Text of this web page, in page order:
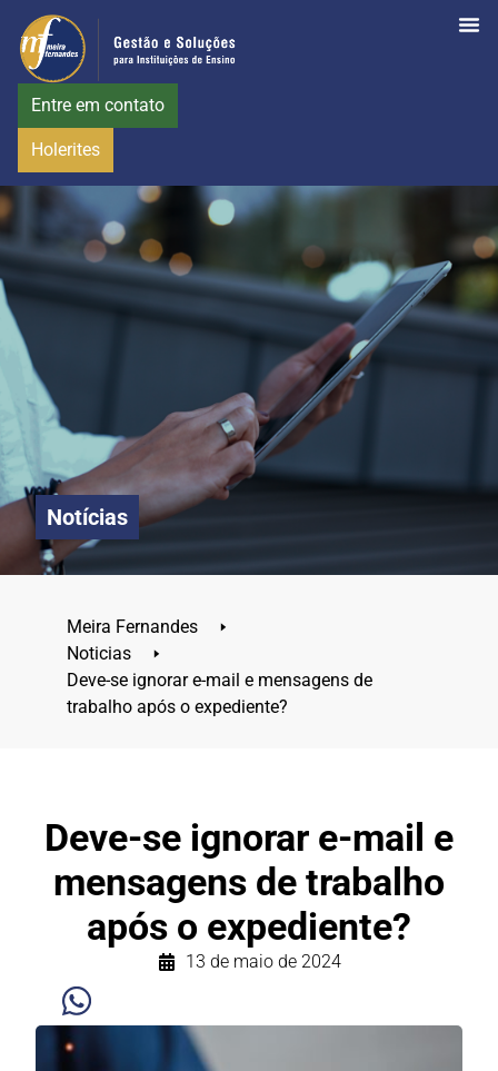
Entre em contato
Holerites
Notícias
Meira Fernandes
🢒
Noticias
🢒
Deve-se ignorar e-mail e mensagens de
trabalho após o expediente?
Deve-se ignorar e-mail e
mensagens de trabalho
após o expediente?
13 de maio de 2024